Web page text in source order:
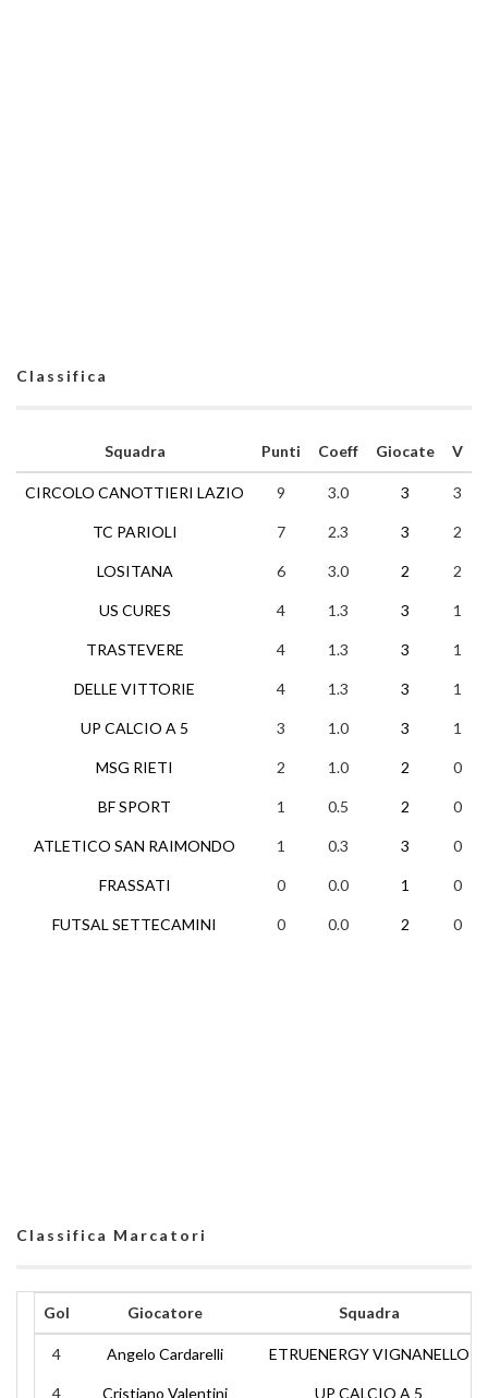
Classifica
Squadra
CIRCOLO CANOTTIERI LAZIO
TC PARIOLI
LOSITANA
US CURES
TRASTEVERE
DELLE VITTORIE
UP CALCIO A 5
MSG RIETI
BF SPORT
ATLETICO SAN RAIMONDO
FRASSATI
FUTSAL SETTECAMINI
Punti Coeff Giocate V
9 3.0 3 3
7 2.3 3 2
6 3.0 2 2
4 1.3 3 1
4 1.3 3 1
4 1.3 3 1
3 1.0 3 1
2 1.0 2 0
1 0.5 2 0
1 0.3 3 0
0 0.0 1 0
0 0.0 2 0
Classifica Marcatori
Gol Giocatore Squadra
4 Angelo Cardarelli ETRUENERGY VIGNANELLO
4 Cristiano Valentini UP CALCIO A 5